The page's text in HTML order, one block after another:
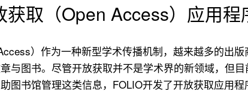
获取（Open Access）应用程
）作为一种新型学术传播机制，越来越多的出
与图书。尽管开放获取并不是学术界的新领域，但
图书馆管理这类信息，FOLIO开发了开放获取应用程